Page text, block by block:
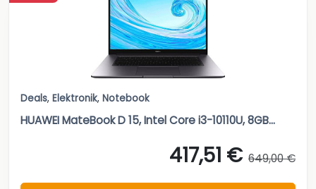
Deals, Elektronik, Notebook
HUAWEI MateBook D 15, Intel Core i3-10110U, 8GB...
417,51 € 649,00 €